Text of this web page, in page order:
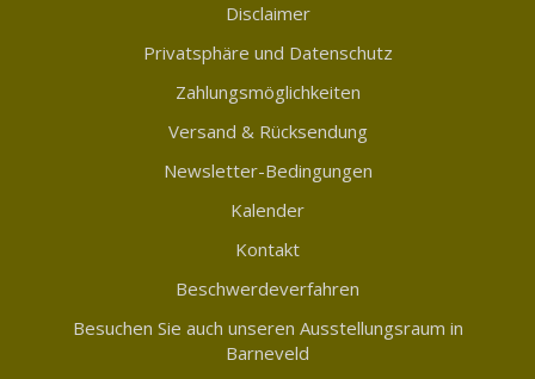
Disclaimer
Privatsphäre und Datenschutz
Zahlungsmöglichkeiten
Versand & Rücksendung
Newsletter-Bedingungen
Kalender
Kontakt
Beschwerdeverfahren
Besuchen Sie auch unseren Ausstellungsraum in
Barneveld